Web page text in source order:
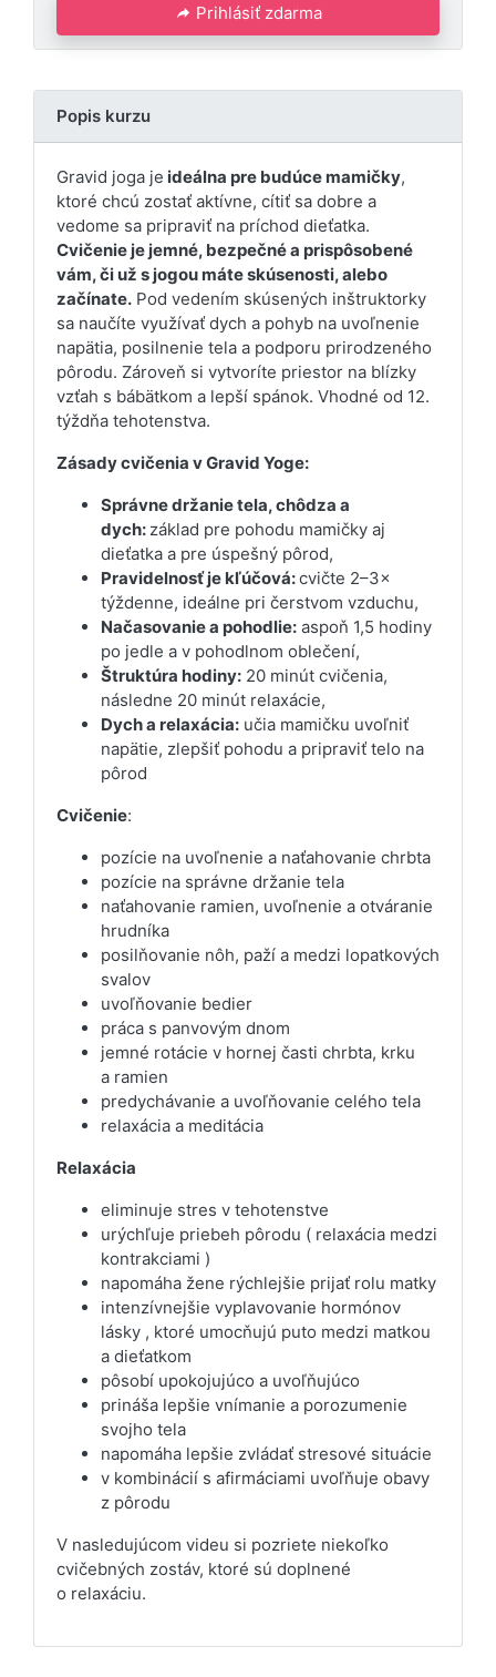
Prihlásiť zdarma
Popis kurzu
Gravid joga je ideálna pre budúce mamičky,
ktoré chcú zostať aktívne, cítiť sa dobre a
vedome sa pripraviť na príchod dieťatka.
Cvičenie je jemné, bezpečné a prispôsobené
vám, či už s jogou máte skúsenosti, alebo
začínate. Pod vedením skúsených inštruktorky
sa naučíte využívať dych a pohyb na uvoľnenie
napätia, posilnenie tela a podporu prirodzeného
pôrodu. Zároveň si vytvoríte priestor na blízky
vzťah s bábätkom a lepší spánok. Vhodné od 12.
týždňa tehotenstva.
Zásady cvičenia v Gravid Yoge:
Správne držanie tela, chôdza a
dych: základ pre pohodu mamičky aj
dieťatka a pre úspešný pôrod,
Pravidelnosť je kľúčová:cvičte 2–3×
týždenne, ideálne pri čerstvom vzduchu,
Načasovanie a pohodlie: aspoň 1,5 hodiny
po jedle a v pohodlnom oblečení,
Štruktúra hodiny: 20 minút cvičenia,
následne 20 minút relaxácie,
Dych a relaxácia: učia mamičku uvoľniť
napätie, zlepšiť pohodu a pripraviť telo na
pôrod
Cvičenie:
pozície na uvoľnenie a naťahovanie chrbta
pozície na správne držanie tela
naťahovanie ramien, uvoľnenie a otváranie
hrudníka
posilňovanie nôh, paží a medzi lopatkových
svalov
uvoľňovanie bedier
práca s panvovým dnom
jemné rotácie v hornej časti chrbta, krku
a ramien
predychávanie a uvoľňovanie celého tela
relaxácia a meditácia
Relaxácia
eliminuje stres v tehotenstve
urýchľuje priebeh pôrodu ( relaxácia medzi
kontrakciami )
napomáha žene rýchlejšie prijať rolu matky
intenzívnejšie vyplavovanie hormónov
lásky , ktoré umocňujú puto medzi matkou
a dieťatkom
pôsobí upokojujúco a uvoľňujúco
prináša lepšie vnímanie a porozumenie
svojho tela
napomáha lepšie zvládať stresové situácie
v kombinácií s afirmáciami uvoľňuje obavy
z pôrodu
V nasledujúcom videu si pozriete niekoľko
cvičebných zostáv, ktoré sú doplnené
o relaxáciu.